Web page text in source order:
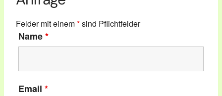
Felder mit einem*sind Pflichtfelder
Name*
Email *